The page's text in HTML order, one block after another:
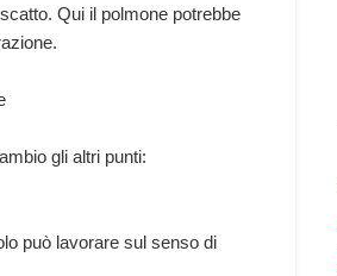
Qui il polmone potrebbe
gli altri punti:
può lavorare sul senso di